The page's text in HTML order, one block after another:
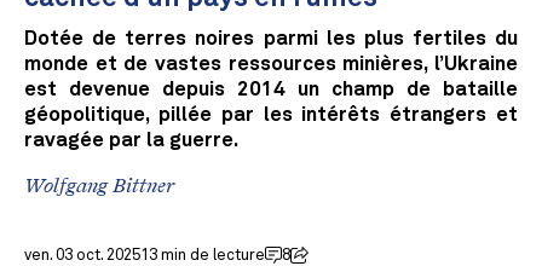
Dotée de terres noires parmi les plus fertiles du
monde et de vastes ressources minières, l’Ukraine
est devenue depuis 2014 un champ de bataille
géopolitique, pillée par les intérêts étrangers et
ravagée par la guerre.
Wolfgang Bittner
ven. 03 oct. 202513 min de lecture 8